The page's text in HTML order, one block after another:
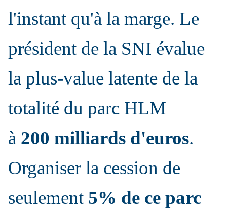
l'instant qu'à la marge. Le
président de la SNI évalue
la plus-value latente de la
totalité du parc HLM
à 200 milliards d'euros.
Organiser la cession de
seulement 5% de ce parc